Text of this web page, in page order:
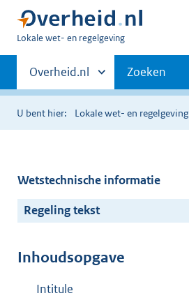
U
hier:
Lokale wet- en regelgeving
Primaire
navigatie
Andere
sites
binnen
Overheid.nl Zoeken
U bent hier: Lokale wet- en regelgeving
Wetstechnische informatie
Regeling tekst
Inhoudsopgave
Intitule